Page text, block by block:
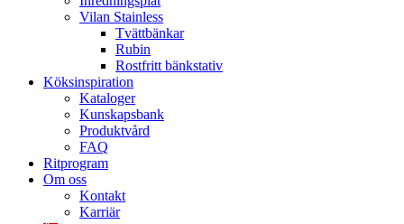
Vilan Stainless
Tvättbänkar
Rubin
Rostfritt bänkstativ
Köksinspiration
Kataloger
Kunskapsbank
Produktvård
FAQ
Ritprogram
Om oss
Kontakt
Karriär